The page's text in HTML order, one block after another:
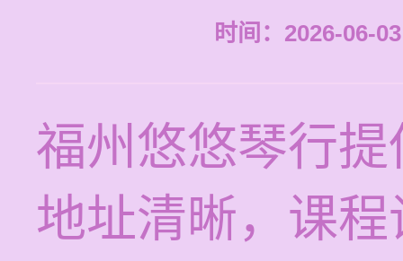
时间：2026-06-
福州悠悠琴行
地址清晰，课